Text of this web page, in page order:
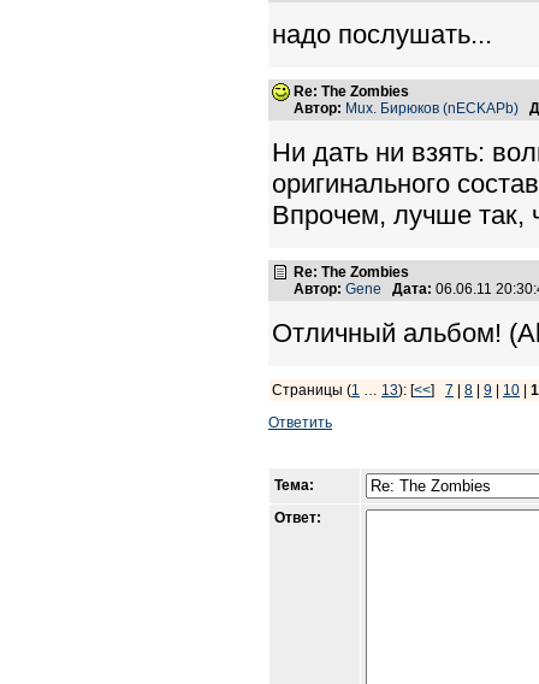
надо послушать...
Re: The Zombies
Автор: Mux. Бирюков (nECKAPb)
Ни дать ни взять:
оригинального
Впрочем, лучше так,
Re: The Zombies
Автор: Gene Дата: 06.06.11
Отличный альбом!
Страницы (1 … 13): [<<] 7 8 9 10
Ответить
Тема:
Ответ: